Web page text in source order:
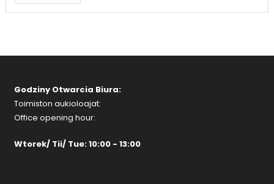
Godziny Otwarcia Biura:
Toimiston aukioloajat:
Office opening hour:
Wtorek/ Tii/ Tue: 10:00 - 13:00